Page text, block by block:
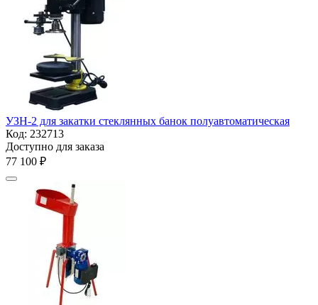
УЗН-2 для закатки стеклянных банок полуавтоматическая
Код: 232713
Доступно для заказа
77 100 ₽